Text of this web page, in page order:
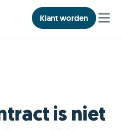
Klant worden
is niet